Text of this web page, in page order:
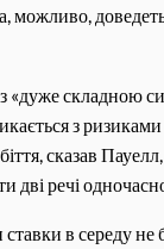
можливо,
«дуже складною
з
сказав
дві речі
в середу не